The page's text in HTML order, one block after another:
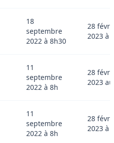
18
septembre
2022 à 8h30
28
2023 à
11
septembre
2022 à 8h
28
2023
11
septembre
2022 à 8h
28
2023 à